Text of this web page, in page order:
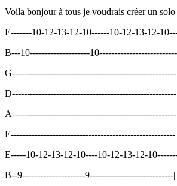
Voila bonjour à tous je voudrais créer un
E-------10-12-13-12-10------10-12-13-12-
B---10--------------------
G-------------------------------------------------------|
D-------------------------------------------------------|
A-------------------------------------------------------|
E-------------------------------------------------------|
E-----10-12-13-12-10----10-12-13-12-
B--9---------------------9----------------------------|